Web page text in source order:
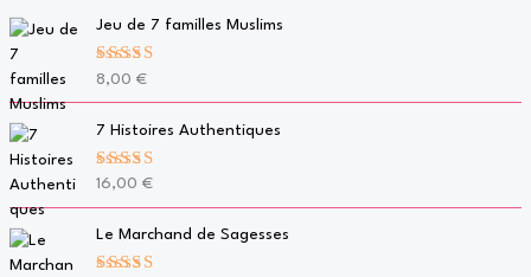
Jeu de 7 familles Muslims
Note
8,00 €
7 Histoires Authentiques
Note5.00
16,00 €
Le Marchand de Sagesses